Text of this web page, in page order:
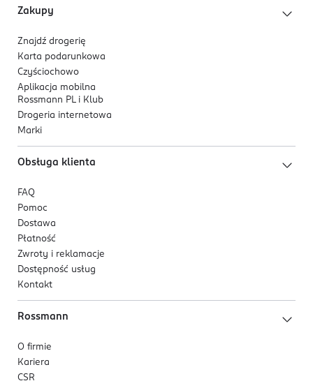
Zakupy
Znajdź drogerię
Karta podarunkowa
Czyściochowo
Aplikacja mobilna
Rossmann PL i Klub
Drogeria internetowa
Marki
Obsługa klienta
FAQ
Pomoc
Dostawa
Płatność
Zwroty i reklamacje
Dostępność usług
Kontakt
Rossmann
O firmie
Kariera
CSR